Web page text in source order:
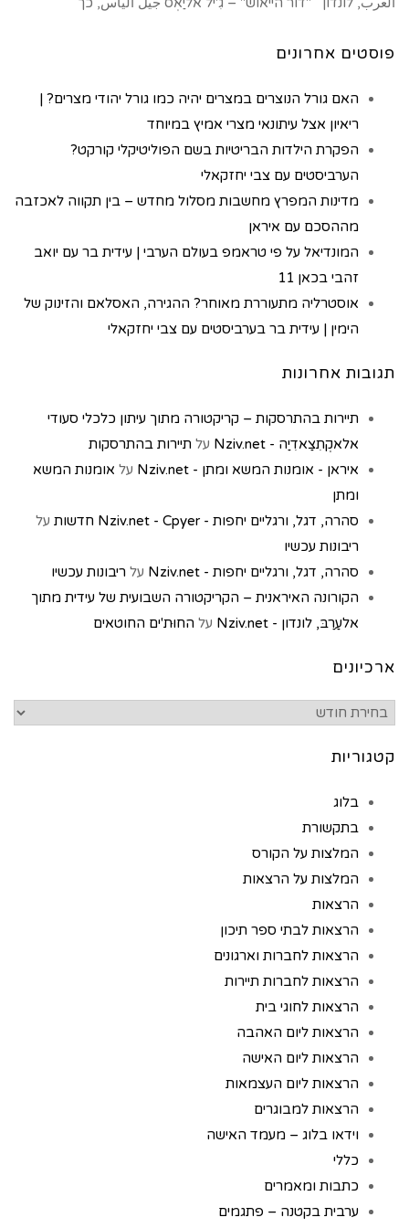
פוסטים אחרונים
האם גורל הנוצרים במצרים יהיה כמו גורל יהודי מצרים? |
ריאיון אצל עיתונאי מצרי אמיץ במיוחד
הפקרת הילדות הבריטיות בשם הפוליטיקלי קורקט?
הערביסטים עם צבי יחזקאלי
מדינות המפרץ מחשבות מסלול מחדש – בין תקווה לאכזבה
מההסכם עם איראן
המונדיאל על פי טראמפ בעולם הערבי | עידית בר עם יואב
זהבי בכאן 11
אוסטרליה מתעוררת מאוחר? ההגירה, האסלאם והזינוק של
הימין | עידית בר בערביסטים עם צבי יחזקאלי
תגובות אחרונות
תיירות בהתרסקות – קריקטורה מתוך עיתון כלכלי סעודי
אלאקְתִצַאדִיַה - Nziv.net
על תיירות בהתרסקות
איראן - אומנות המשא ומתן - Nziv.net
על אומנות המשא
ומתן
סהרה, דגל, ורגליים יחפות - Nziv.net - Cpyer חדשות
על
ריבונות עכשיו
סהרה, דגל, ורגליים יחפות - Nziv.net
על ריבונות עכשיו
הקורונה האיראנית – הקריקטורה השבועית של עידית מתוך
אלעַרַבּ, לונדון - Nziv.net
על החוּת'ים החוטאים
ארכיונים
קטגוריות
בלוג
בתקשורת
המלצות על הקורס
המלצות על הרצאות
הרצאות
הרצאות לבתי ספר תיכון
הרצאות לחברות וארגונים
הרצאות לחברות תיירות
הרצאות לחוגי בית
הרצאות ליום האהבה
הרצאות ליום האישה
הרצאות ליום העצמאות
הרצאות למבוגרים
וידאו בלוג – מעמד האישה
כללי
כתבות ומאמרים
ערבית בקטנה – פתגמים